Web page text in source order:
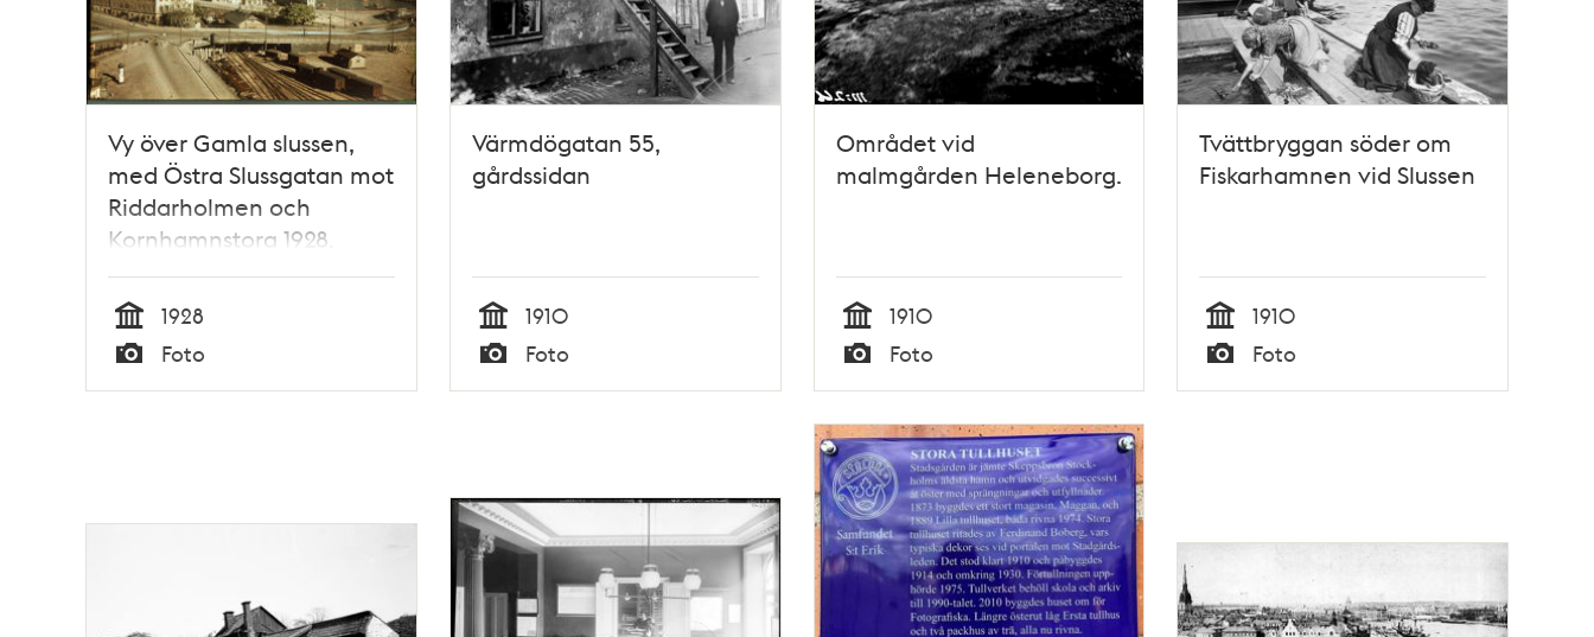
Vy över Gamla slussen,
med Östra Slussgatan mot
Riddarholmen och
Kornhamnstorg 1928.
Restaurant Pelikan till
vänster
Tid
1928
Typ
Foto
Värmdögatan 55,
gårdssidan
Tid
1910
Typ
Foto
Området vid
malmgården Heleneborg.
Tid
1910
Typ
Foto
Tvättbryggan söder om
Fiskarhamnen vid Slussen
Tid
1910
Typ
Foto